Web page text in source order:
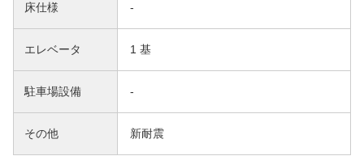
床仕様 -
エレベータ 1 基
駐車場設備 -
その他 新耐震